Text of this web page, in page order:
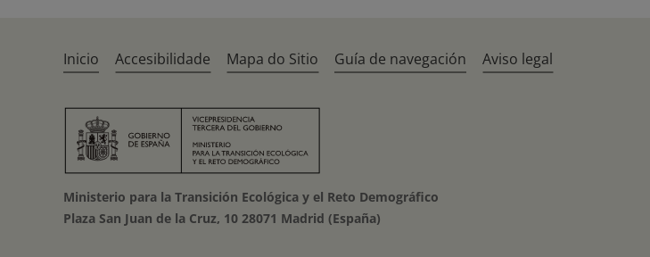
Inicio Accesibilidade Mapa do Sitio Guía de navegación Aviso legal
Ministerio para la Transición Ecológica y el Reto Demográfico
Plaza San Juan de la Cruz, 10 28071 Madrid (España)